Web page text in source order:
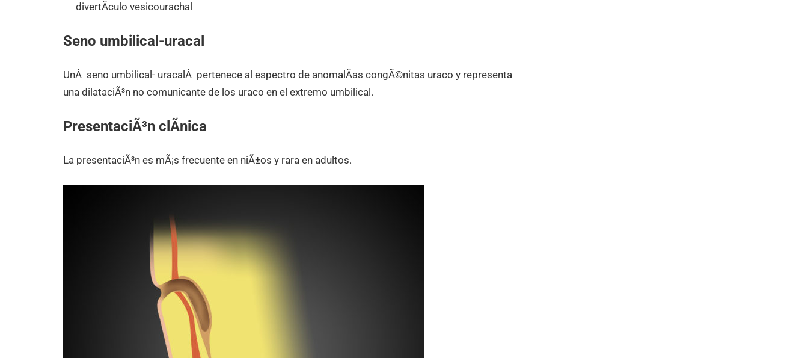
divertÃ­culo vesicourachal
Seno umbilical-uracal
UnÂ seno umbilical- uracalÂ pertenece al espectro de anomalÃ­as congÃ©nitas uraco y representa
una dilataciÃ³n no comunicante de los uraco en el extremo umbilical.
PresentaciÃ³n clÃ­nica
La presentaciÃ³n es mÃ¡s frecuente en niÃ±os y rara en adultos.